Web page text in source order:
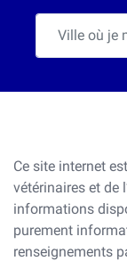
Ce site internet
vétérinaires et de
informations
purement
renseignements